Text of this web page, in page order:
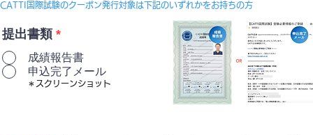
CATTI国際試験のクーポン発行対象は下記のいずれかをお持ちの方
提出書類 *
成績報告書
申込完了メール
＊スクリーンショット